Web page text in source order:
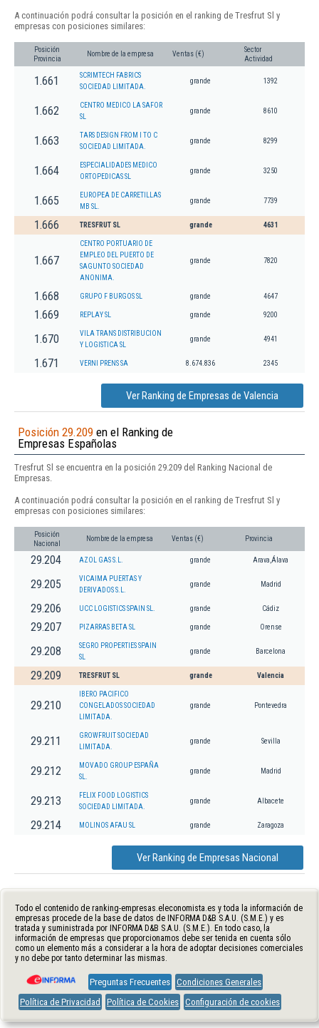
A continuación podrá consultar la posición en el ranking de Tresfrut Sl y
empresas con posiciones similares:
Posición
Provincia
Nombre de la empresa Ventas (€)
Sector
Actividad
1.661
SCRIMTECH FABRICS
SOCIEDAD LIMITADA.
grande 1392
1.662
CENTRO MEDICO LA SAFOR
SL
grande 8610
1.663
TARS DESIGN FROM I TO C
SOCIEDAD LIMITADA.
grande 8299
1.664
ESPECIALIDADES MEDICO
ORTOPEDICAS SL
grande 3250
1.665
EUROPEA DE CARRETILLAS
MB SL.
grande 7739
1.666 TRESFRUT SL grande 4631
1.667
CENTRO PORTUARIO DE
EMPLEO DEL PUERTO DE
SAGUNTO SOCIEDAD
ANONIMA.
grande 7820
1.668 GRUPO F BURGOS SL grande 4647
1.669 REPLAY SL grande 9200
1.670
VILA TRANS DISTRIBUCION
Y LOGISTICA SL
grande 4941
1.671 VERNI PRENS SA 8.674.836 2345
Ver Ranking de Empresas de Valencia
Posición 29.209 en el Ranking de
Empresas Españolas
Tresfrut Sl se encuentra en la posición 29.209 del Ranking Nacional de
Empresas.
A continuación podrá consultar la posición en el ranking de Tresfrut Sl y
empresas con posiciones similares:
Posición
Nacional
Nombre de la empresa Ventas (€) Provincia
29.204 AZOL GAS S.L. grande Arava,Álava
29.205
VICAIMA PUERTAS Y
DERIVADOS S.L.
grande Madrid
29.206 UCC LOGISTICS SPAIN SL. grande Cádiz
29.207 PIZARRAS BETA SL grande Orense
29.208
SEGRO PROPERTIES SPAIN
SL
grande Barcelona
29.209 TRESFRUT SL grande Valencia
29.210
IBERO PACIFICO
CONGELADOS SOCIEDAD
LIMITADA.
grande Pontevedra
29.211
GROWFRUIT SOCIEDAD
LIMITADA.
grande Sevilla
29.212
MOVADO GROUP ESPAÑA
SL.
grande Madrid
29.213
FELIX FOOD LOGISTICS
SOCIEDAD LIMITADA.
grande Albacete
29.214 MOLINOS AFAU SL grande Zaragoza
Ver Ranking de Empresas Nacional
Todo el contenido de ranking-empresas.eleconomista.es y toda la información de
empresas procede de la base de datos de INFORMA D&B S.A.U. (S.M.E.) y es
tratada y suministrada por INFORMA D&B S.A.U. (S.M.E.). En todo caso, la
información de empresas que proporcionamos debe ser tenida en cuenta sólo
como un elemento más a considerar a la hora de adoptar decisiones comerciales
y no debe por tanto determinar las mismas.
Preguntas Frecuentes Condiciones Generales
Política de Privacidad
Política de Cookies Configuración de cookies